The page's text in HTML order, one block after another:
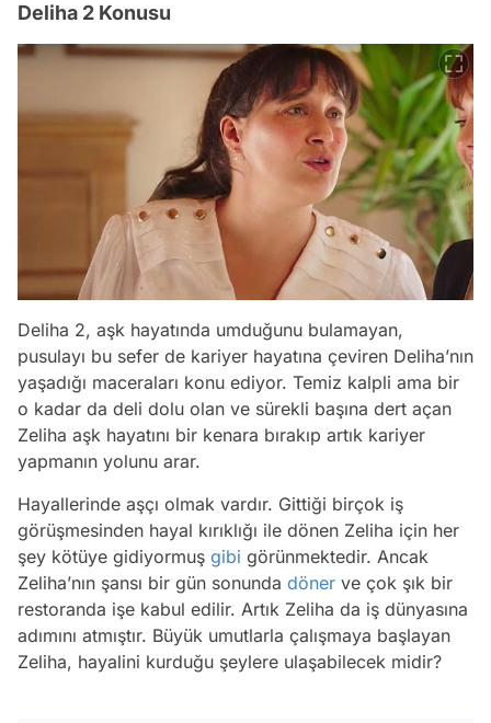
Deliha 2 Konusu
Deliha 2, aşk hayatında umduğunu bulamayan,
pusulayı bu sefer de kariyer hayatına çeviren Deliha’nın
yaşadığı maceraları konu ediyor. Temiz kalpli ama bir
o kadar da deli dolu olan ve sürekli başına dert açan
Zeliha aşk hayatını bir kenara bırakıp artık kariyer
yapmanın yolunu arar.
Hayallerinde aşçı olmak vardır. Gittiği birçok iş
görüşmesinden hayal kırıklığı ile dönen Zeliha için her
şey kötüye gidiyormuş gibi görünmektedir. Ancak
Zeliha’nın şansı bir gün sonunda döner ve çok şık bir
restoranda işe kabul edilir. Artık Zeliha da iş dünyasına
adımını atmıştır. Büyük umutlarla çalışmaya başlayan
Zeliha, hayalini kurduğu şeylere ulaşabilecek midir?